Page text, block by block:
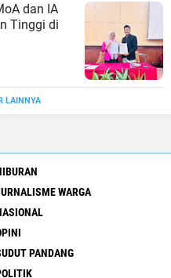
dan IA
Tinggi di
LAINNYA
WARGA
PANDANG